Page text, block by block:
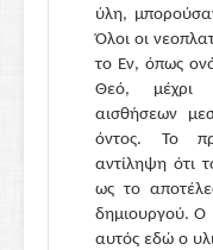
ύλη,
Όλοι οι
το Εν, όπως
Θεό, μέχρι
αισθήσεων
όντος. Το
αντίληψη ότι
ως το
δημιουργού. Ο
αυτός εδώ ο